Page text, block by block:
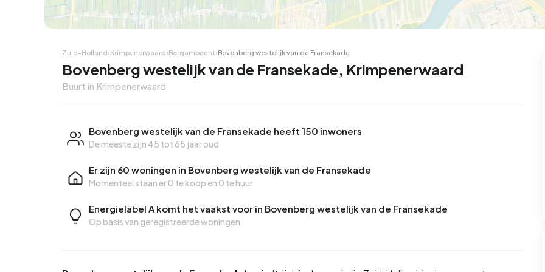
25
2-onder-1-kap Vrijstaand
Hoekwoning
312
Zuid-Holland›Krimpenerwaard›Bergambacht›Bovenberg westelijk van de Fransekade
Bovenberg westelijk van de Fransekade, Krimpenerwaard
Buurt in Krimpenerwaard
Bovenberg westelijk van de Fransekade heeft 150 inwoners
De meeste zijn 45 tot 65 jaar oud
Er zijn 60 woningen in Bovenberg westelijk van de Fransekade
Momenteel staan er0 te koop en 0 te huur
Energielabel A komt het vaakst voor in Bovenberg westelijk van de Fransekade
Op basis van geregistreerde woningen